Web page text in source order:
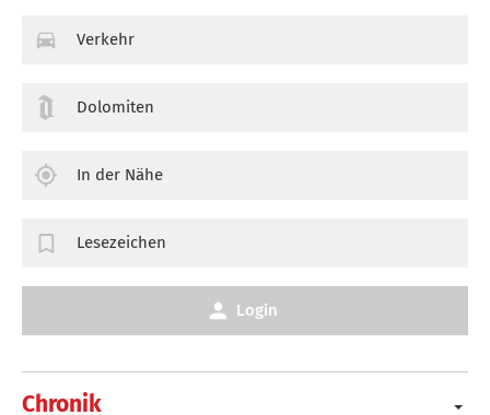
Chronik
Verkehr
Dolomiten
In der Nähe
Lesezeichen
Login